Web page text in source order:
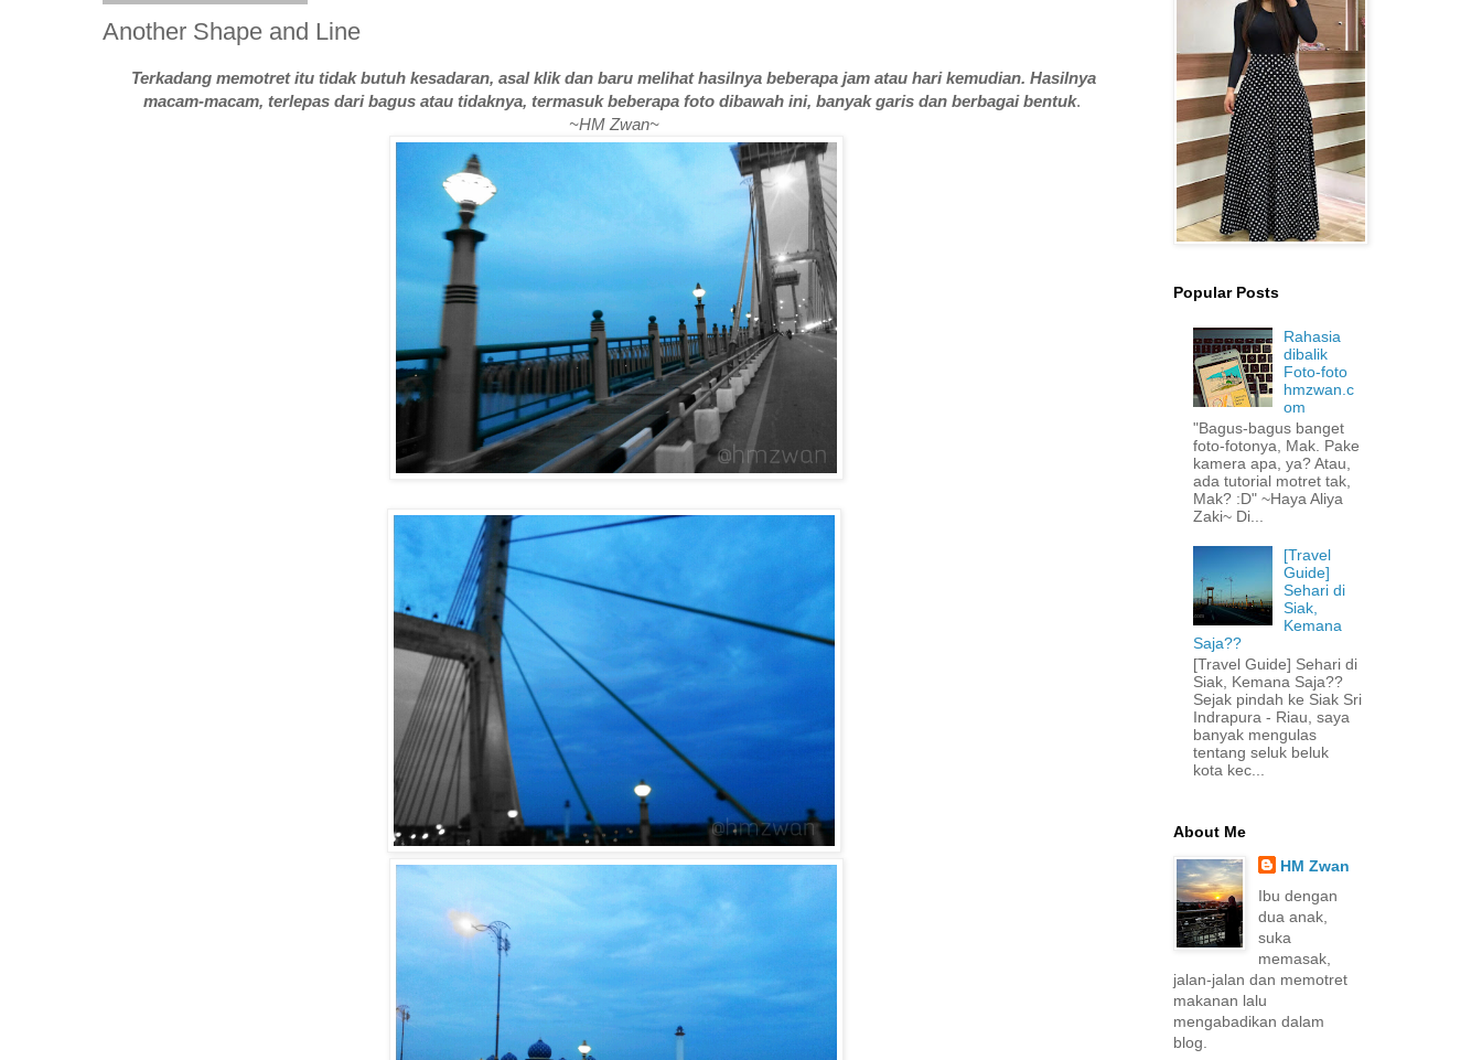
Another Shape and Line
Terkadang memotret itu tidak butuh kesadaran, asal klik dan baru melihat hasilnya beberapa jam atau hari kemudian. Hasilnya
macam-macam, terlepas dari bagus atau tidaknya, termasuk beberapa foto dibawah ini, banyak garis dan berbagai bentuk.
~HM Zwan~
Popular Posts
Rahasia
dibalik
Foto-foto
hmzwan.c
om
"Bagus-bagus banget
foto-fotonya, Mak. Pake
kamera apa, ya? Atau,
ada tutorial motret tak,
Mak? :D" ~Haya Aliya
Zaki~ Di...
[Travel
Guide]
Sehari di
Siak,
Kemana
Saja??
[Travel Guide] Sehari di
Siak, Kemana Saja??
Sejak pindah ke Siak Sri
Indrapura - Riau, saya
banyak mengulas
tentang seluk beluk
kota kec...
About Me
HM Zwan
Ibu dengan
dua anak,
suka
memasak,
jalan-jalan dan memotret
makanan lalu
mengabadikan dalam
blog.